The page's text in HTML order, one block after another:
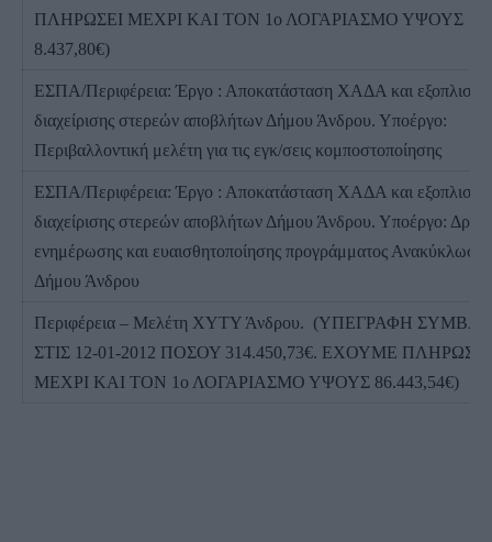
ΠΛΗΡΩΣΕΙ ΜΕΧΡΙ ΚΑΙ ΤΟΝ 1ο ΛΟΓΑΡΙΑΣΜΟ ΥΨΟΥΣ
8.437,80€)
ΕΣΠΑ/Περιφέρεια: Έργο : Αποκατάσταση ΧΑΔΑ και
διαχείρισης στερεών αποβλήτων Δήμου Άνδρου. Υποέργο:
Περιβαλλοντική μελέτη για τις εγκ/σεις κομποστοποίησης
ΕΣΠΑ/Περιφέρεια: Έργο : Αποκατάσταση ΧΑΔΑ και
διαχείρισης στερεών αποβλήτων Δήμου Άνδρου. Υποέργο:
ενημέρωσης και ευαισθητοποίησης προγράμματος Ανακύκλωσης
Δήμου Άνδρου
Περιφέρεια – Μελέτη ΧΥΤΥ Άνδρου. (ΥΠΕΓΡΑΦΗ
ΣΤΙΣ 12-01-2012 ΠΟΣΟΥ 314.450,73€. ΕΧΟΥΜΕ ΠΛΗΡΩΣΕΙ
ΜΕΧΡΙ ΚΑΙ ΤΟΝ 1ο ΛΟΓΑΡΙΑΣΜΟ ΥΨΟΥΣ 86.443,54€)